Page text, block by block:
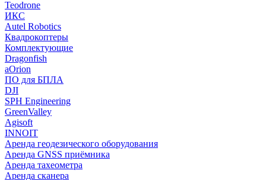
Teodrone
ИКС
Autel Robotics
Квадрокоптеры
Комплектующие
Dragonfish
aOrion
ПО для БПЛА
DJI
SPH Engineering
GreenValley
Agisoft
INNOIT
Аренда геодезического оборудования
Аренда GNSS приёмника
Аренда тахеометра
Аренда сканера